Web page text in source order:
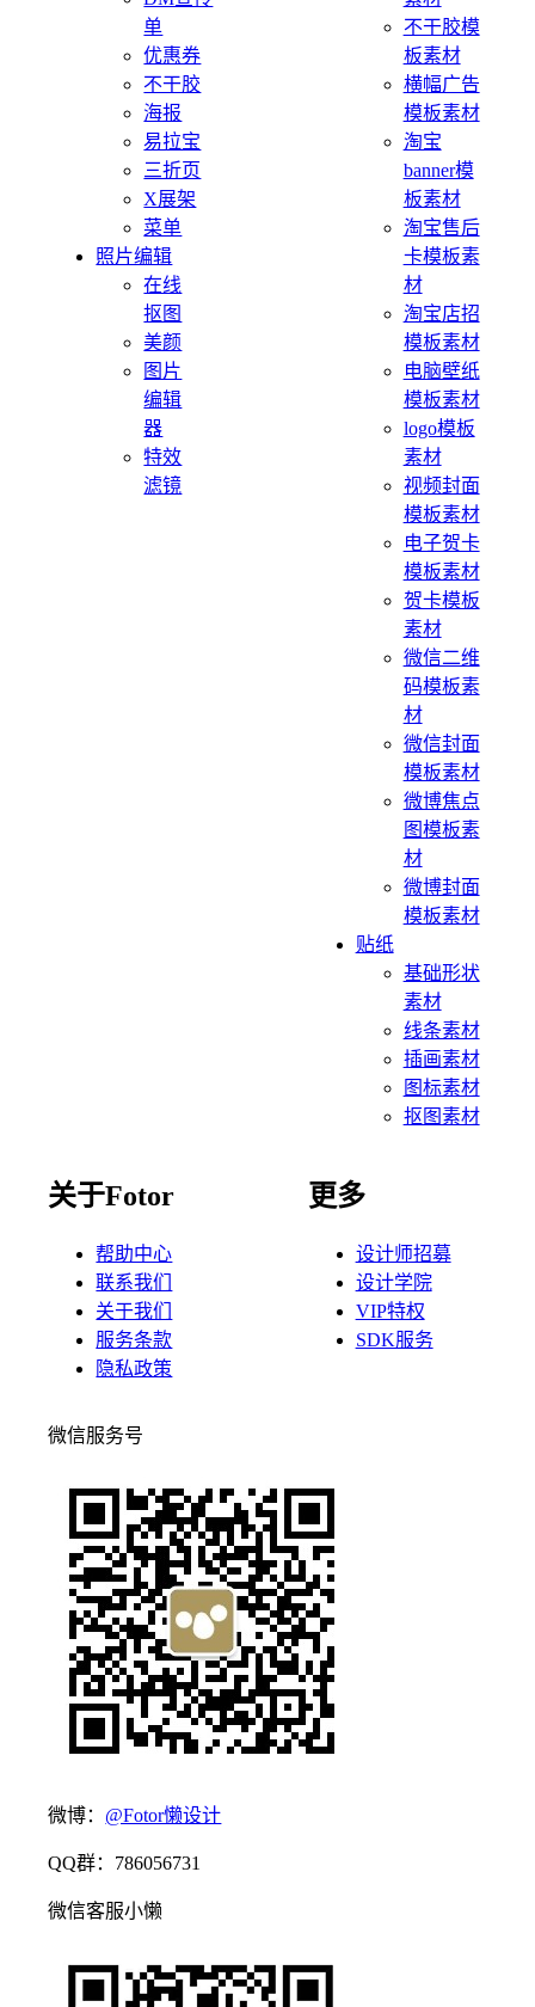
单
优惠券
不干胶
海报
易拉宝
三折页
X展架
菜单
照片编辑
在线
抠图
美颜
图片
编辑
器
特效
滤镜
不干胶模
板素材
横幅广告
模板素材
淘宝
banner模
板素材
淘宝售后
卡模板素
材
淘宝店招
模板素材
电脑壁纸
模板素材
logo模板
素材
视频封面
模板素材
电子贺卡
模板素材
贺卡模板
素材
微信二维
码模板素
材
微信封面
模板素材
微博焦点
图模板素
材
微博封面
模板素材
贴纸
基础形状
素材
线条素材
插画素材
图标素材
抠图素材
关于Fotor
帮助中心
联系我们
关于我们
服务条款
隐私政策
更多
设计师招募
设计学院
VIP特权
SDK服务
微信服务号
微博： @Fotor懒设计
QQ群：786056731
微信客服小懒